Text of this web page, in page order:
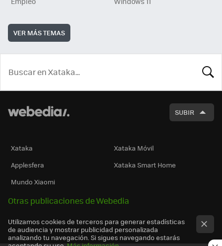
VER MÁS TEMAS
SUBIR
Xataka
Xataka Móvil
Applesfera
Xataka Smart Home
Mundo Xiaomi
Otras publicaciones de Webedia
Utilizamos cookies de terceros para generar estadísticas
de audiencia y mostrar publicidad personalizada
analizando tu navegación. Si sigues navegando estarás